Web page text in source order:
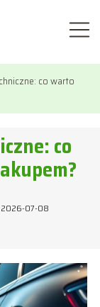
co warto
co
2026-07-08